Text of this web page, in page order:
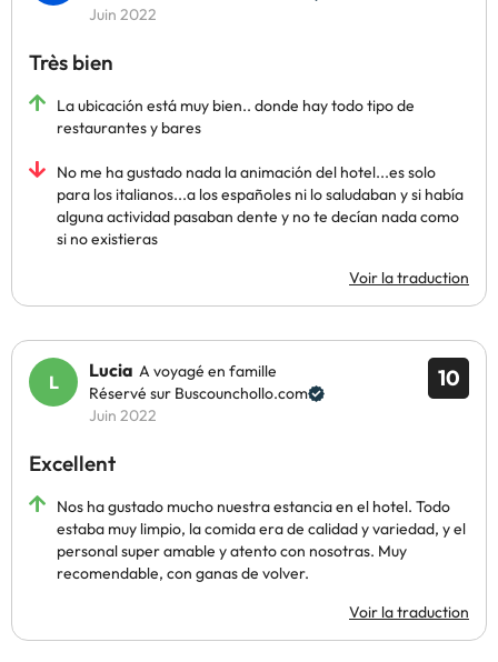
Juin 2022
Très bien
La ubicación está muy bien.. donde hay todo tipo de
restaurantes y bares
No me ha gustado nada la animación del hotel...es solo
para los italianos...a los españoles ni lo saludaban y si había
alguna actividad pasaban dente y no te decían nada como
si no existieras
Voir la traduction
10
Lucia A voyagé en famille
Réservé sur Buscounchollo.com
Juin 2022
Excellent
Nos ha gustado mucho nuestra estancia en el hotel. Todo
estaba muy limpio, la comida era de calidad y variedad, y el
personal super amable y atento con nosotras. Muy
recomendable, con ganas de volver.
Voir la traduction